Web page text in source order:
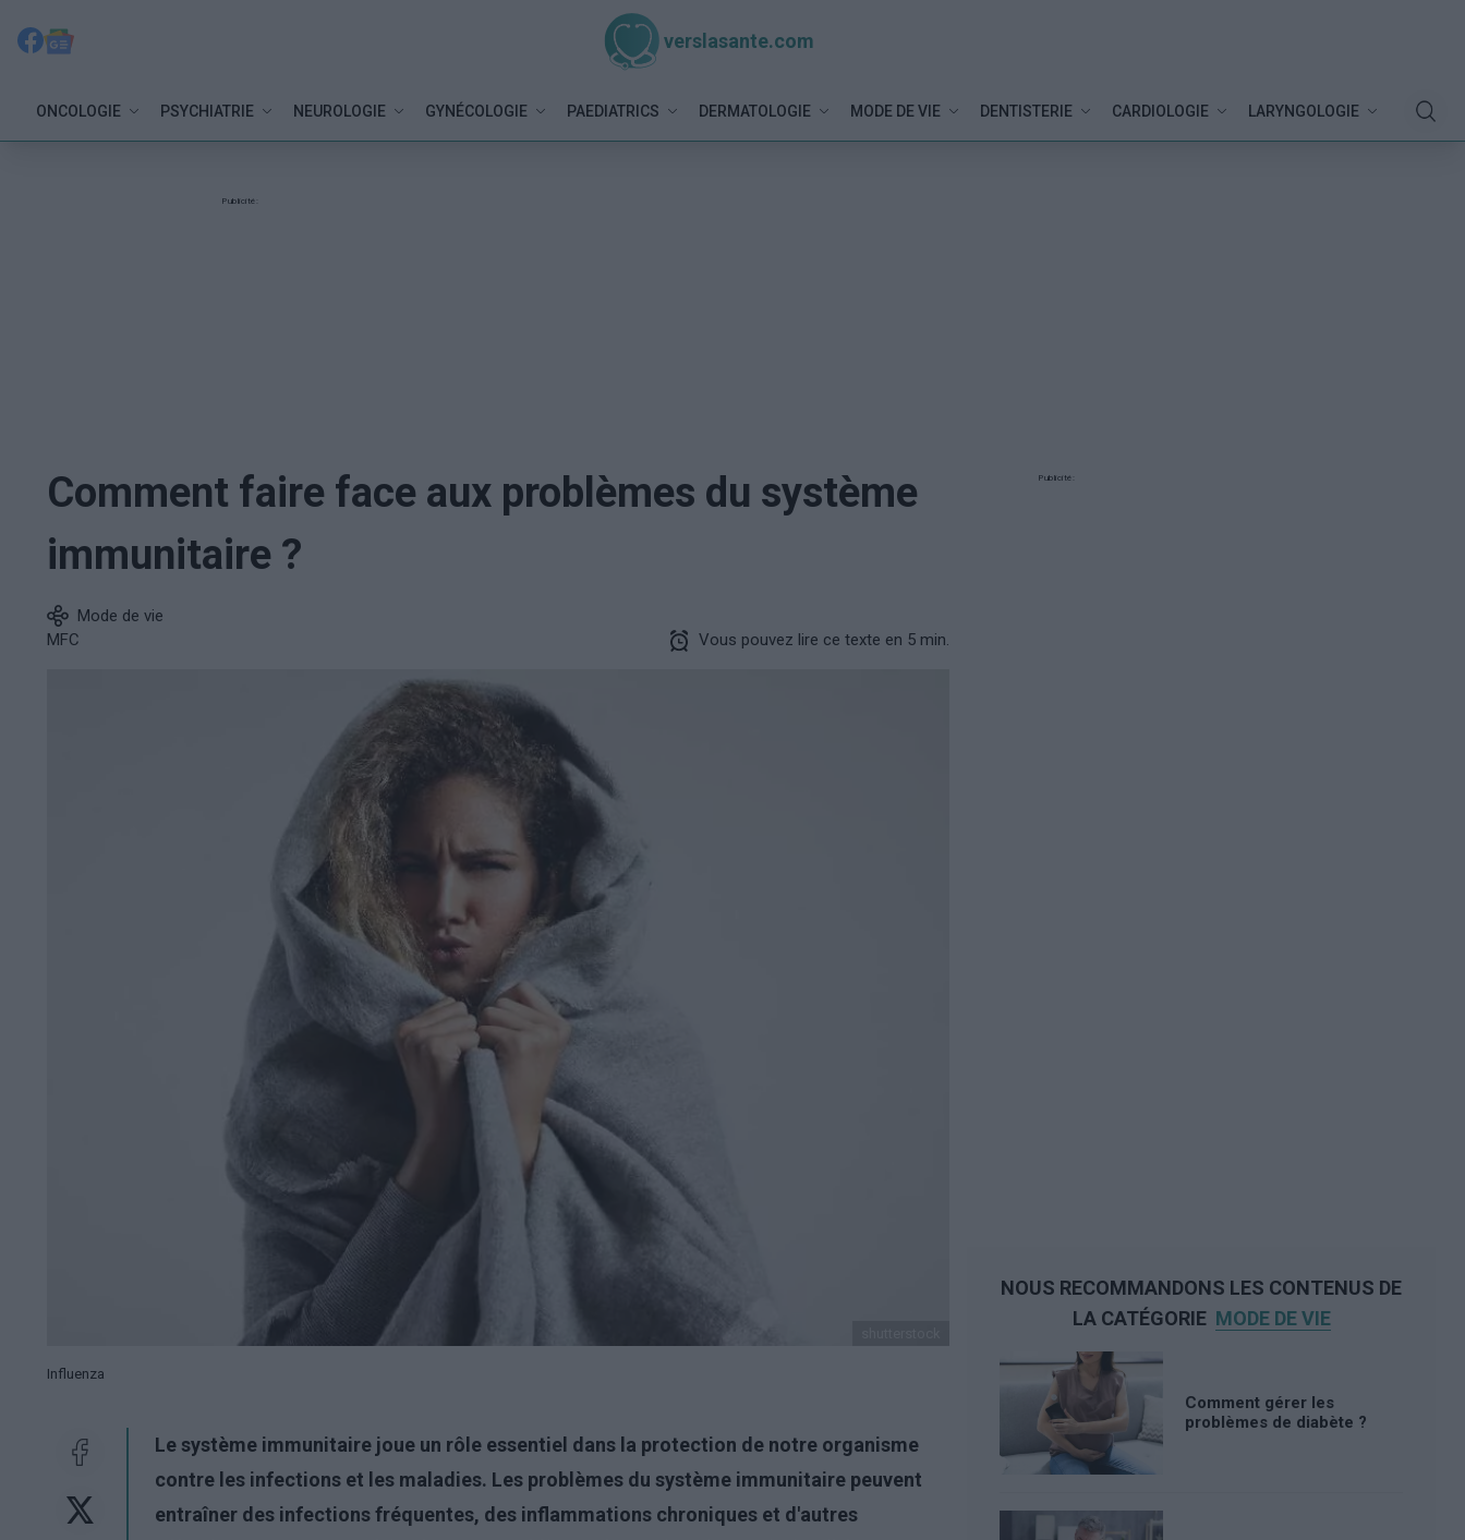
verslasante.com
ONCOLOGIE PSYCHIATRIE NEUROLOGIE GYNÉCOLOGIE PAEDIATRICS DERMATOLOGIE MODE DE VIE DENTISTERIE CARDIOLOGIE LARYNGOLOGIE
Publicité:
Comment faire face aux problèmes du système
immunitaire ?
Mode de vie
MFC
Vous pouvez lire ce texte en 5 min.
Influenza
Le système immunitaire joue un rôle essentiel dans la protection de notre organisme
contre les infections et les maladies. Les problèmes du système immunitaire peuvent
entraîner des infections fréquentes, des inflammations chroniques et d'autres
Publicité:
NOUS RECOMMANDONS LES CONTENUS DE
LA CATÉGORIE MODE DE VIE
Comment gérer les
problèmes de diabète ?